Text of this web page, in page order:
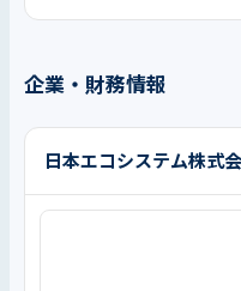
企業・財務情報
日本エコシステム株式